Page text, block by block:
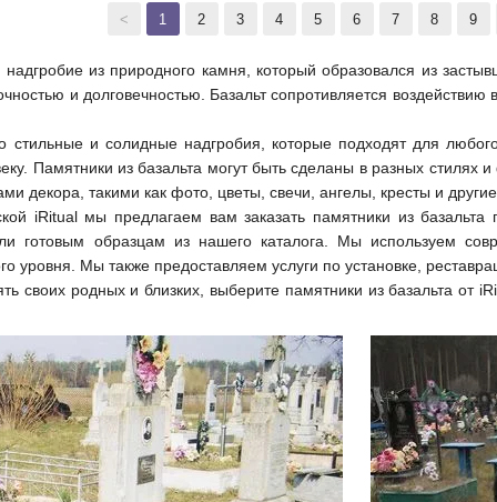
< 1 2 3 4 5 6 7 8 9
надгробие из природного камня, который образовался из
и долговечностью. Базальт сопротивляется
стильные и солидные надгробия, которые подходят для
Памятники из базальта могут быть сделаны в разных
декора, такими как фото, цветы, свечи, ангелы, кресты и
iRitual мы предлагаем вам заказать памятники из
готовым образцам из нашего каталога. Мы используем
уровня. Мы также предоставляем услуги по установке,
своих родных и близких, выберите памятники из базальта от